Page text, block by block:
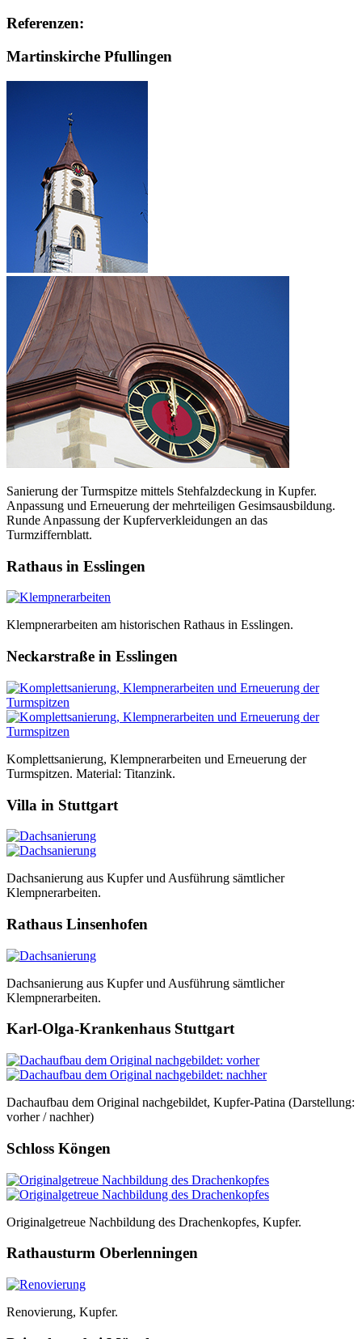
Referenzen:
Martinskirche Pfullingen
Sanierung der Turmspitze mittels Stehfalzdeckung in Kupfer.
Anpassung und Erneuerung der mehrteiligen Gesimsausbildung.
Runde Anpassung der Kupferverkleidungen an das
Turmziffernblatt.
Rathaus in Esslingen
Klempnerarbeiten am historischen Rathaus in Esslingen.
Neckarstraße in Esslingen
Komplettsanierung, Klempnerarbeiten und Erneuerung der
Turmspitzen. Material: Titanzink.
Villa in Stuttgart
Dachsanierung aus Kupfer und Ausführung sämtlicher
Klempnerarbeiten.
Rathaus Linsenhofen
Dachsanierung aus Kupfer und Ausführung sämtlicher
Klempnerarbeiten.
Karl-Olga-Krankenhaus Stuttgart
Dachaufbau dem Original nachgebildet, Kupfer-Patina (Darstellung:
vorher / nachher)
Schloss Köngen
Originalgetreue Nachbildung des Drachenkopfes, Kupfer.
Rathausturm Oberlenningen
Renovierung, Kupfer.